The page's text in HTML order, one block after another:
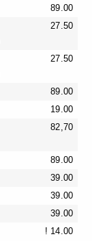
89.00
27.50
27.50
89.00
19.00
82,70
89.00
39.00
39.00
39.00
! 14.00